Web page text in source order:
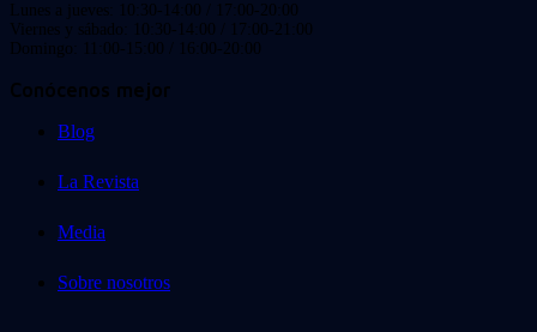
Lunes a jueves: 10:30-14:00 / 17:00-20:00
Viernes y sábado: 10:30-14:00 / 17:00-21:00
Domingo: 11:00-15:00 / 16:00-20:00
Conócenos mejor
Blog
La Revista
Media
Sobre nosotros